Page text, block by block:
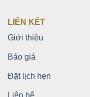
LIÊN KẾT
Giới thiệu
Báo giá
Đặt lịch hẹn
Liên hệ